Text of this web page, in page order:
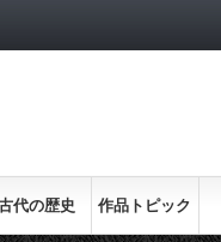
代の歴史 作品トピック